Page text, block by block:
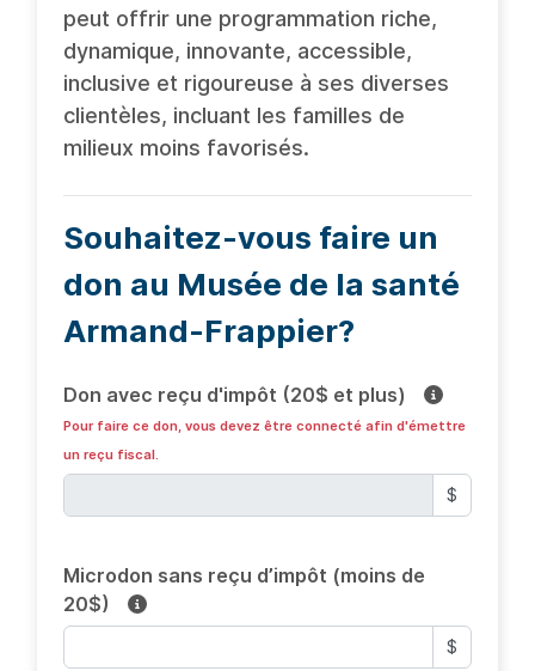
peut offrir une programmation riche,
dynamique, innovante, accessible,
inclusive et rigoureuse à ses diverses
clientèles, incluant les familles de
milieux moins favorisés.
Souhaitez-vous faire un
don au Musée de la santé
Armand-Frappier?
Don avec reçu d'impôt (20$ et plus)
Pour faire ce don, vous devez être connecté afin d'émettre
un reçu fiscal.
$
Microdon sans reçu d’impôt (moins de
20$)
$